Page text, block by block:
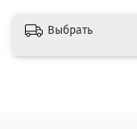
Выбрать